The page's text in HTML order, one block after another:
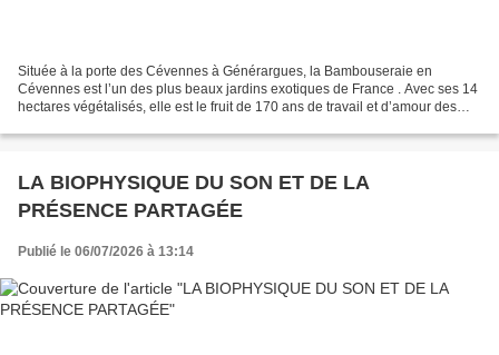
Située à la porte des Cévennes à Générargues, la Bambouseraie en
Cévennes est l’un des plus beaux jardins exotiques de France . Avec ses 14
hectares végétalisés, elle est le fruit de 170 ans de travail et d’amour des
LA BIOPHYSIQUE DU SON ET DE LA
PRÉSENCE PARTAGÉE
Publié le 06/07/2026 à 13:14